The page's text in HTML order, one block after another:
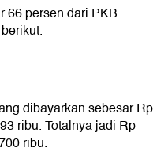
66 persen dari PKB.
dibayarkan sebesar Rp
ribu. Totalnya jadi Rp
ribu.